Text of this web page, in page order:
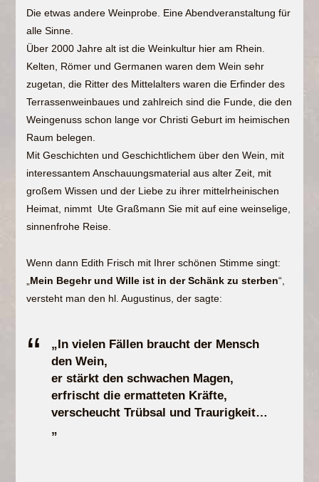
Die etwas andere Weinprobe. Eine Abendveranstaltung für
alle Sinne.
Über 2000 Jahre alt ist die Weinkultur hier am Rhein.
Kelten, Römer und Germanen waren dem Wein sehr
zugetan, die Ritter des Mittelalters waren die Erfinder des
Terrassenweinbaues und zahlreich sind die Funde, die den
Weingenuss schon lange vor Christi Geburt im heimischen
Raum belegen.
Mit Geschichten und Geschichtlichem über den Wein, mit
interessantem Anschauungsmaterial aus alter Zeit, mit
großem Wissen und der Liebe zu ihrer mittelrheinischen
Heimat, nimmt Ute Graßmann Sie mit auf eine weinselige,
sinnenfrohe Reise.
Wenn dann Edith Frisch mit Ihrer schönen Stimme singt:
Mein Begehr und Wille ist in der Schänk zu sterben“,
versteht man den hl. Augustinus, der sagte:
„In vielen Fällen braucht der Mensch
den Wein,
er stärkt den schwachen Magen,
erfrischt die ermatteten Kräfte,
verscheucht Trübsal und Traurigkeit…
„